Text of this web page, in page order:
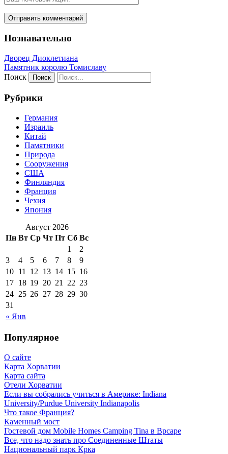
Познавательно
Дворец Диоклетиана
Памятник королю Томиславу
Поиск
Рубрики
Германия
Израиль
Китай
Памятники
Природа
Сооружения
США
Финляндия
Франция
Чехия
Япония
Август 2026
Пн Вт Ср Чт Пт Сб Вс
« Янв
1
2
3
4 5 6 7 8
9
10 11 12 13 14 15 16
17 18 19 20 21 22 23
24 25 26 27 28 29 30
31
Популярное
О сайте
Карта Хорватии
Карта сайта
Отели Хорватии
Если вы собрались учиться в Америке: Indiana
University/Purdue University Indianapolis
Что такое Франция?
Каменный мост
Гостевой дом Mobile Homes Camping Tina в Врсаре
Все, что надо знать про Соединенные Штаты
Национальный парк Крка